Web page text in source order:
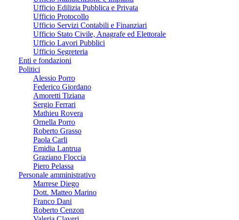
Ufficio Edilizia Pubblica e Privata
Ufficio Protocollo
Ufficio Servizi Contabili e Finanziari
Ufficio Stato Civile, Anagrafe ed Elettorale
Ufficio Lavori Pubblici
Ufficio Segreteria
Enti e fondazioni
Politici
Alessio Porro
Federico Giordano
Amoretti Tiziana
Sergio Ferrari
Mathieu Rovera
Ornella Porro
Roberto Grasso
Paola Carli
Emidia Lantrua
Graziano Floccia
Piero Pelassa
Personale amministrativo
Marrese Diego
Dott. Matteo Marino
Franco Dani
Roberto Cenzon